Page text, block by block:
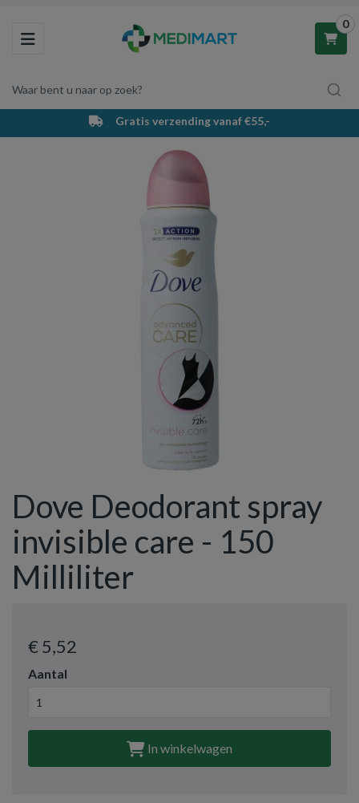
Toggle navigation
Waar bent u naar op zoek?
0
Winkelwagen
Uw winkelwagen is leeg.
Vul hem met producten.
Gratis verzending vanaf €55,-
Dove Deodorant spray
invisible care - 150
Milliliter
€ 5,52
Aantal
In winkelwagen